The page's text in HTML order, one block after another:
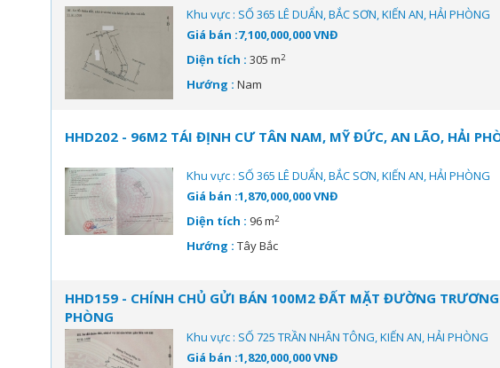
Khu vực : SỐ 365 LÊ DUẨN, BẮC SƠN, KIẾN AN, HẢI PHÒNG
Giá bán :7,100,000,000 VNĐ
Diện tích : 305 m2
Hướng : Nam
HHD202 - 96M2 TÁI ĐỊNH CƯ TÂN NAM, MỸ ĐỨC, AN LÃO, HẢI
Khu vực : SỐ 365 LÊ DUẨN, BẮC SƠN, KIẾN AN, HẢI PHÒNG
Giá bán :1,870,000,000 VNĐ
Diện tích : 96 m2
Hướng : Tây Bắc
HHD159 - CHÍNH CHỦ GỬI BÁN 100M2 ĐẤT MẶT ĐƯỜNG
PHÒNG
Khu vực : SỐ 725 TRẦN NHÂN TÔNG, KIẾN AN, HẢI PHÒNG
Giá bán :1,820,000,000 VNĐ